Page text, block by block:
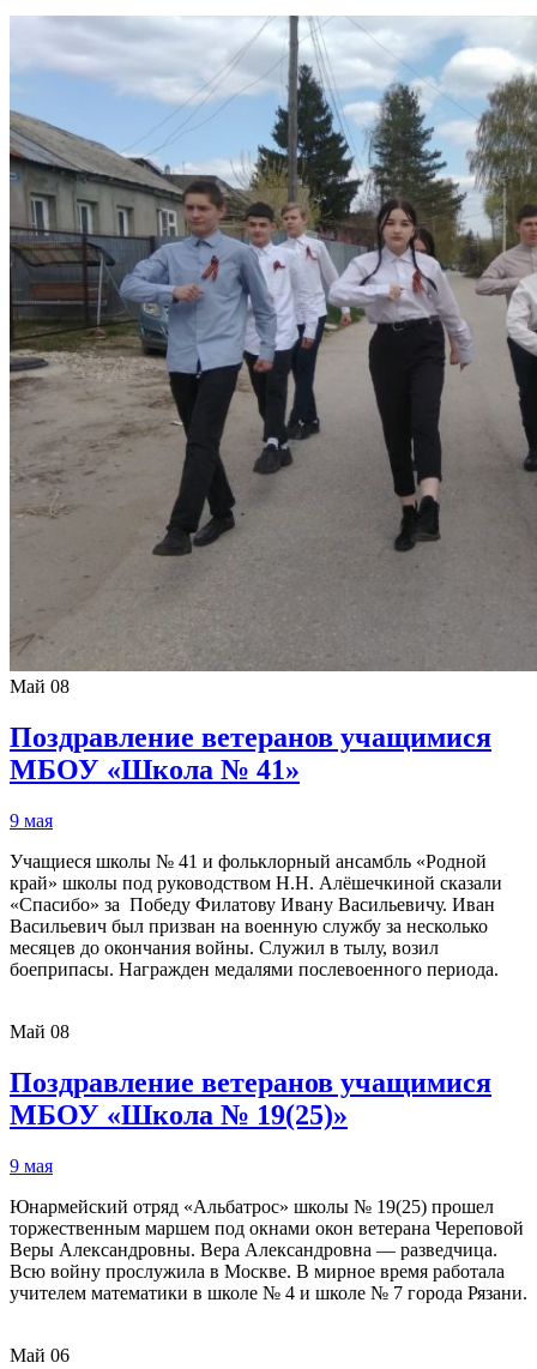
Май 08
Поздравление ветеранов учащимися
МБОУ «Школа № 41»
9 мая
Учащиеся школы № 41 и фольклорный ансамбль «Родной
край» школы под руководством Н.Н. Алёшечкиной сказали
«Спасибо» за Победу Филатову Ивану Васильевичу. Иван
Васильевич был призван на военную службу за несколько
месяцев до окончания войны. Служил в тылу, возил
боеприпасы. Награжден медалями послевоенного периода.
Май 08
Поздравление ветеранов учащимися
МБОУ «Школа № 19(25)»
9 мая
Юнармейский отряд «Альбатрос» школы № 19(25) прошел
торжественным маршем под окнами окон ветерана Череповой
Веры Александровны. Вера Александровна — разведчица.
Всю войну прослужила в Москве. В мирное время работала
учителем математики в школе № 4 и школе № 7 города Рязани.
Май 06